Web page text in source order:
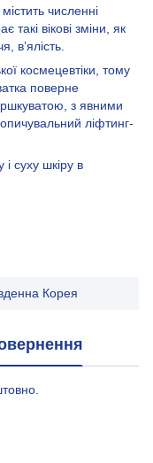
численні
такі вікові зміни, як
в’ялість.
космецевтіки, тому
поверне
з явними
ліфтинг-
суху шкіру в
Корея